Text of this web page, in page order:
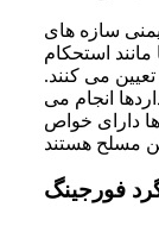
سازه های
استحکام
می کنند.
انجام می
دارای خواص
فورجینگ